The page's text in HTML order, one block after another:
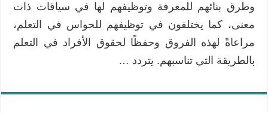
وطرق بنائهم للمعرفة وتوظيفهم لها في سياقات ذات
معنى، كما يختلفون في توظيفهم للحواس في التعلم،
مراعاةً لهذه الفروق وحفظًا لحقوق الأفراد في التعلم
بالطريقة التي تناسبهم. يتردد …